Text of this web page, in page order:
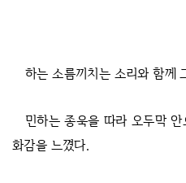
하는 소름끼치는 소리와 함께
민하는 종욱을 따라 오두막
화감을 느꼈다.